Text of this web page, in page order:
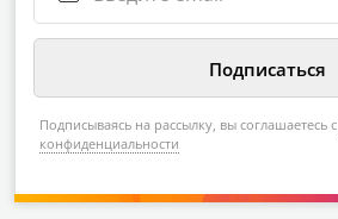
Подписываясь на рассылку, вы соглашаетесь с
конфиденциальности